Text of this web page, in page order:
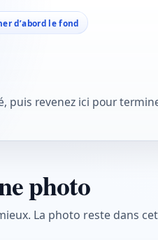
d’abord le fond
puis revenez ici pour
photo
La photo reste dans